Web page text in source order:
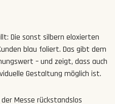
Die sonst silbern eloxierten
blau foliert. Das gibt dem
– und zeigt, dass auch
Gestaltung möglich ist.
Messe rückstandslos